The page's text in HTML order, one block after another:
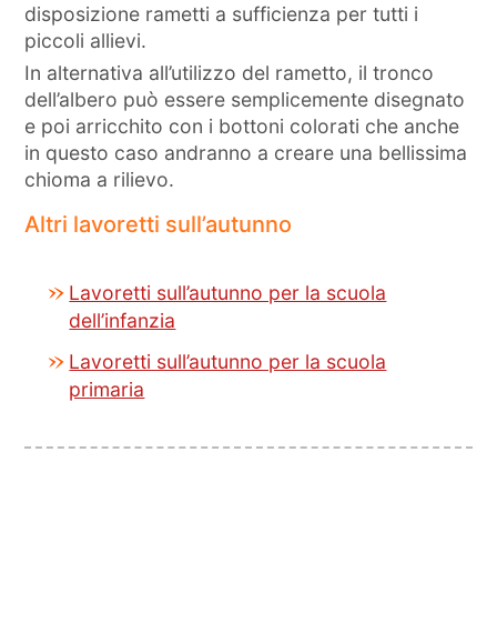
disposizione rametti a sufficienza per tutti i
piccoli allievi.
In alternativa all’utilizzo del rametto, il tronco
dell’albero può essere semplicemente disegnato
e poi arricchito con i bottoni colorati che anche
in questo caso andranno a creare una bellissima
chioma a rilievo.
Altri lavoretti sull’autunno
Lavoretti sull’autunno per la scuola
dell’infanzia
Lavoretti sull’autunno per la scuola
primaria